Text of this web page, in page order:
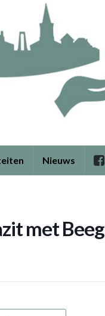
Nieuws
met Beeg